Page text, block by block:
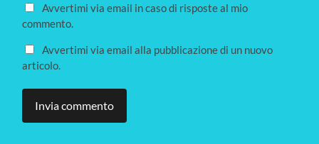
Avvertimi via email in caso di risposte al mio
commento.
Avvertimi via email alla pubblicazione di un nuovo
articolo.